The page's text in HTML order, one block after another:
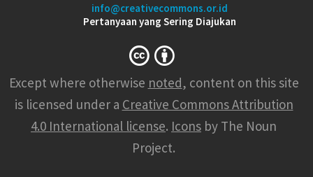
info@creativecommons.or.id
Pertanyaan yang Sering Diajukan
Except where otherwise noted, content on this site
is licensed under a Creative Commons Attribution
4.0 International license. Icons by The Noun
Project.